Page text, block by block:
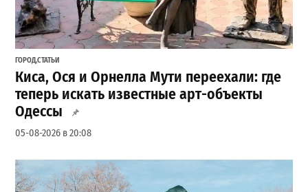
ГОРОД,СТАТЬИ
Киса, Ося и Орнелла Мути переехали: где
теперь искать известные арт-объекты
Одессы
05-08-2026 в 20:08